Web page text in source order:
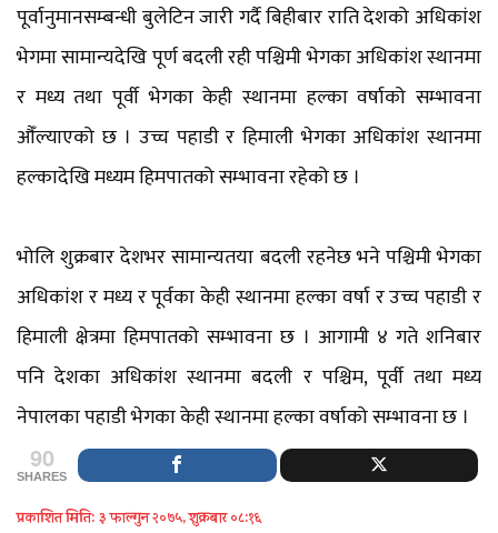
पूर्वानुमानसम्बन्धी बुलेटिन जारी गर्दै बिहीबार राति देशको अधिकांश
भेगमा सामान्यदेखि पूर्ण बदली रही पश्चिमी भेगका अधिकांश स्थानमा
र मध्य तथा पूर्वी भेगका केही स्थानमा हल्का वर्षाको सम्भावना
औँल्याएको छ । उच्च पहाडी र हिमाली भेगका अधिकांश स्थानमा
हल्कादेखि मध्यम हिमपातको सम्भावना रहेको छ ।
भोलि शुक्रबार देशभर सामान्यतया बदली रहनेछ भने पश्चिमी भेगका
अधिकांश र मध्य र पूर्वका केही स्थानमा हल्का वर्षा र उच्च पहाडी र
हिमाली क्षेत्रमा हिमपातको सम्भावना छ । आगामी ४ गते शनिबार
पनि देशका अधिकांश स्थानमा बदली र पश्चिम, पूर्वी तथा मध्य
नेपालका पहाडी भेगका केही स्थानमा हल्का वर्षाको सम्भावना छ ।
90
SHARES
प्रकाशित मिति: ३ फाल्गुन २०७५, शुक्रबार ०८:१६